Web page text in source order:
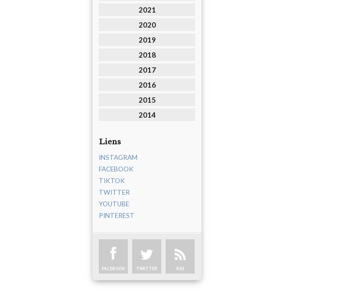
2021
2020
2019
2018
2017
2016
2015
2014
Liens
INSTAGRAM
FACEBOOK
TIKTOK
TWITTER
YOUTUBE
PINTEREST
FACEBOOK TWITTER RSS